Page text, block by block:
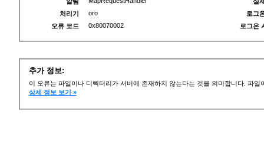
처리기
oro
오류 코드
0x80070002
로그
로그온
추가 정보:
이 오류는 파일이나 디렉터리가 서버에 존재하지 않는다는 것을 의미합니다. 파
상세 정보 보기 »